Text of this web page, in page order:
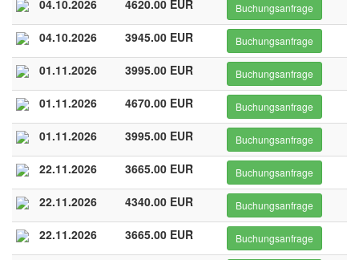
04.10.2026 4620.00 EUR Buchungsanfrage
04.10.2026 3945.00 EUR Buchungsanfrage
01.11.2026 3995.00 EUR Buchungsanfrage
01.11.2026 4670.00 EUR Buchungsanfrage
01.11.2026 3995.00 EUR Buchungsanfrage
22.11.2026 3665.00 EUR Buchungsanfrage
22.11.2026 4340.00 EUR Buchungsanfrage
22.11.2026 3665.00 EUR Buchungsanfrage